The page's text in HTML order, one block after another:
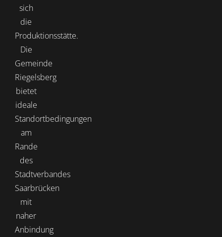
sich
die
Produktionsstätte.
Die
Gemeinde
Riegelsberg
bietet
ideale
Standortbedingungen
am
Rande
des
Stadtverbandes
Saarbrücken
mit
naher
Anbindung